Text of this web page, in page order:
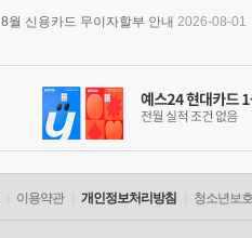
8월 신용카드 무이자할부 안내 2026-08-01
이용약관 개인정보처리방침 청소년보